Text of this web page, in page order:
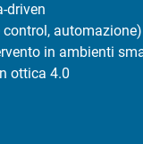
driven
automazione)
in ambienti
ottica 4.0